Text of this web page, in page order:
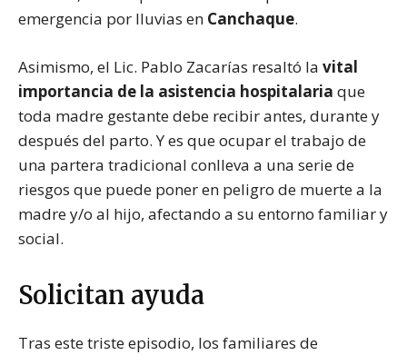
emergencia por lluvias en Canchaque.
Asimismo, el Lic. Pablo Zacarías resaltó la vital
importancia de la asistencia hospitalaria que
toda madre gestante debe recibir antes, durante y
después del parto. Y es que ocupar el trabajo de
una partera tradicional conlleva a una serie de
riesgos que puede poner en peligro de muerte a la
madre y/o al hijo, afectando a su entorno familiar y
social.
Solicitan ayuda
Tras este triste episodio, los familiares de